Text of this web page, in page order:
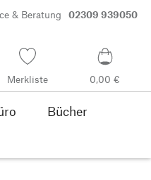
& Beratung 02309 939050
Merkliste 0,00 €
Bücher